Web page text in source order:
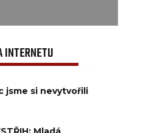
INTERNETU
jsme si nevytvořili